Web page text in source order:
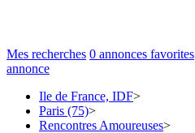
Mes recherches 0 annonces favorites
annonce
Ile de France, IDF>
Paris (75)>
Rencontres Amoureuses>